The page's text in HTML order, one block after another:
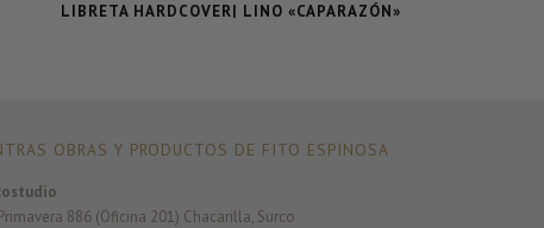
LIBRETA HARDCOVER| LINO «CAPARAZÓN»
OBRAS Y PRODUCTOS DE FITO ESPINOSA
886 (Oficina 201) Chacarilla, Surco